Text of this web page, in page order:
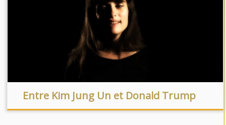
Entre Kim Jung Un et Donald Trump